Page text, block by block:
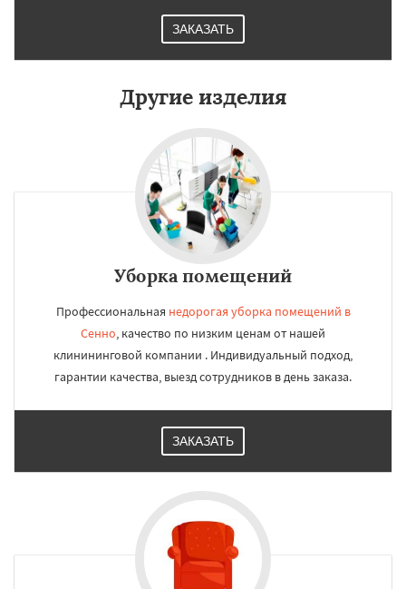
ЗАКАЗАТЬ
Другие изделия
Уборка помещений
Профессиональная недорогая уборка помещений в
Сенно, качество по низким ценам от нашей
клинининговой компании . Индивидуальный подход,
гарантии качества, выезд сотрудников в день заказа.
ЗАКАЗАТЬ